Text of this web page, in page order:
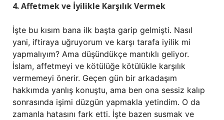
4. Affetmek ve İyilikle Karşılık Vermek
İşte bu kısım bana ilk başta garip gelmişti. Nasıl
yani, iftiraya uğruyorum ve karşı tarafa iyilik mi
yapmalıyım? Ama düşündükçe mantıklı geliyor.
İslam, affetmeyi ve kötülüğe kötülükle karşılık
vermemeyi önerir. Geçen gün bir arkadaşım
hakkımda yanlış konuştu, ama ben ona sessiz kalıp
sonrasında işimi düzgün yapmakla yetindim. O da
zamanla hatasını fark etti. İşte bazen susmak ve